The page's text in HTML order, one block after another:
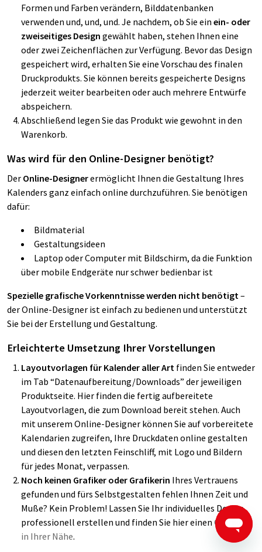
Formen und Farben verändern, Bilddatenbanken
verwenden und, und, und. Je nachdem, ob Sie ein ein- oder
zweiseitiges Design gewählt haben, stehen Ihnen eine
oder zwei Zeichenflächen zur Verfügung. Bevor das Design
gespeichert wird, erhalten Sie eine Vorschau des finalen
Druckprodukts. Sie können bereits gespeicherte Designs
jederzeit weiter bearbeiten oder auch mehrere Entwürfe
abspeichern.
Abschließend legen Sie das Produkt wie gewohnt in den
Warenkorb.
Was wird für den Online-Designer benötigt?
Der Online-Designerermöglicht Ihnen die Gestaltung Ihres
Kalenders ganz einfach online durchzuführen. Sie benötigen
dafür:
Bildmaterial
Gestaltungsideen
Laptop oder Computer mit Bildschirm, da die Funktion
über mobile Endgeräte nur schwer bedienbar ist
Spezielle grafische Vorkenntnissewerden nicht benötigt –
der Online-Designer ist einfach zu bedienen und unterstützt
Sie bei der Erstellung und Gestaltung.
Erleichterte Umsetzung Ihrer Vorstellungen
Layoutvorlagen für Kalender aller Art finden Sie entweder
im Tab “Datenaufbereitung/Downloads” der jeweiligen
Produktseite. Hier finden die fertig aufbereitete
Layoutvorlagen, die zum Download bereit stehen. Auch
mit unserem Online-Designer können Sie auf vorbereitete
Kalendarien zugreifen, Ihre Druckdaten online gestalten
und diesen den letzten Feinschliff, mit Logo und Bildern
für jedes Monat, verpassen.
Noch keinen Grafiker oder Grafikerin Ihres Vertrauens
gefunden und fürs Selbstgestalten fehlen Ihnen Zeit und
Muße? Kein Problem! Lassen Sie Ihr individuelles Design
professionell erstellen und finden Sie hier einenGrafiker
in Ihrer Nähe.